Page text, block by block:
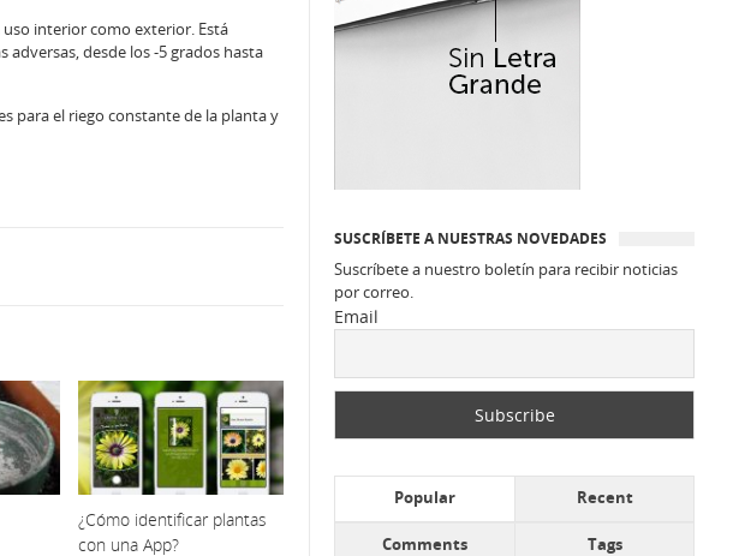
interior como exterior. Está
desde los -5 grados hasta
para el riego constante de la planta y
¿Cómo identificar plantas
con una App?
SUSCRÍBETE A NUESTRAS NOVEDADES
Suscríbete a nuestro boletín para recibir noticias
por correo.
Email
Popular Recent
Comments Tags